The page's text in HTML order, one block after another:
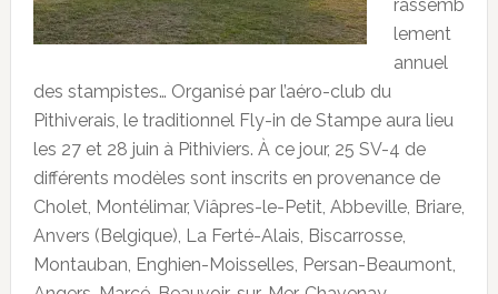
rassemb
lement
annuel
des stampistes… Organisé par l’aéro-club du
Pithiverais, le traditionnel Fly-in de Stampe aura lieu
les 27 et 28 juin à Pithiviers. À ce jour, 25 SV-4 de
différents modèles sont inscrits en provenance de
Cholet, Montélimar, Viâpres-le-Petit, Abbeville, Briare,
Anvers (Belgique), La Ferté-Alais, Biscarrosse,
Montauban, Enghien-Moisselles, Persan-Beaumont,